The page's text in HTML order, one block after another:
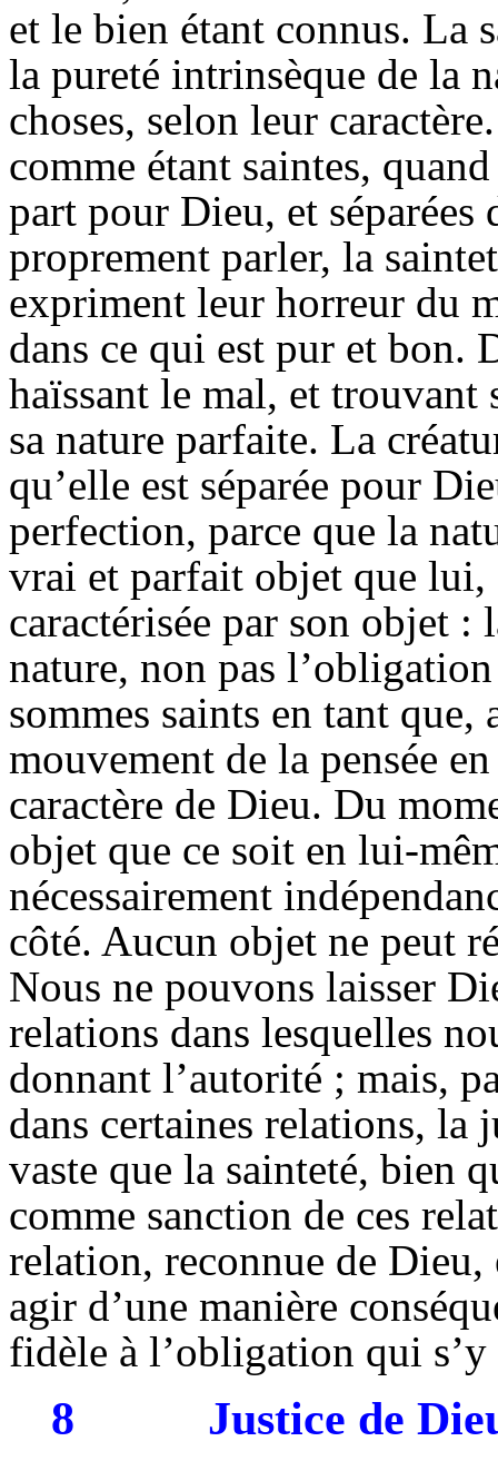
et le bien étant connus. La
la pureté intrinsèque de la
choses, selon leur
comme étant saintes,
part pour Dieu, et séparées
proprement parler, la
expriment leur horreur du
dans ce qui est pur et bon.
haïssant le mal, et trouvant
sa nature parfaite. La
qu’elle est séparée pour
perfection, parce que la
vrai et parfait objet que lui,
caractérisée par son objet :
nature, non pas
sommes saints en tant
mouvement de la pensée
caractère de Dieu. Du
objet que ce soit en lui-
nécessairement
côté. Aucun objet ne peut
Nous ne pouvons laisser
relations dans lesquelles
donnant l’autorité ; mais,
dans certaines relations, la
vaste que la sainteté, bien
comme sanction de ces
relation, reconnue de
agir d’une manière
fidèle à l’obligation qui s’y
8 Justice de